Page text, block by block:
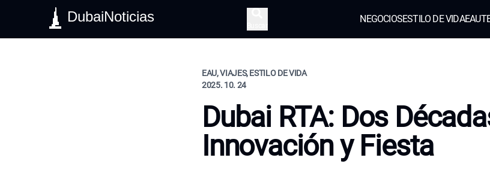
DubaiNoticias NEGOCIOSESTILO DE VIDAEAU
EAU, VIAJES, ESTILO DE VIDA
2025. 10. 24
Dubai RTA: Dos
Innovación y Fiesta